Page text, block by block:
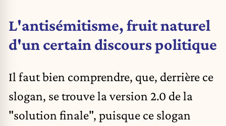
L'antisémitisme, fruit naturel
d'un certain discours politique
Il faut bien comprendre, que, derrière ce
slogan, se trouve la version 2.0 de la
"solution finale", puisque ce slogan